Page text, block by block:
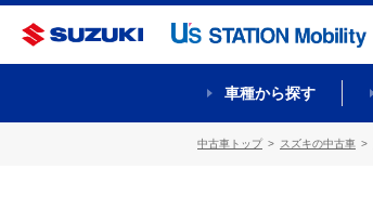
車種から探す
中古車トップ スズキの中古車